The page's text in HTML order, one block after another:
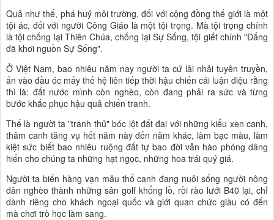
Quả như thế, phá huỷ môi trường, đối với cộng đồng thế giới là một
tội ác, đối với người Công Giáo là một tội trọng. Mà tội trọng chính
là tội chống lại Thiên Chúa, chống lại Sự Sống, tội giết chính "Đấng
đã khơi nguồn Sự Sống".
Ở Việt Nam, bao nhiêu năm nay người ta cứ lải nhải tuyên truyền,
ấn vào đầu óc mấy thế hệ liên tiếp thời hậu chiến cái luận điệu rằng
thì là: đất nước mình còn nghèo, còn đang phải ra sức và từng
bước khắc phục hậu quả chiến tranh.
Thế là người ta "tranh thủ" bóc lột đất đai với những kiểu xen canh,
thâm canh tăng vụ hết năm này đến năm khác, làm bạc màu, làm
kiệt sức biết bao nhiêu ruộng đất tự bao đời vẫn hào phóng dâng
hiến cho chúng ta những hạt ngọc, những hoa trái quý giá.
Người ta biến hàng vạn mẫu thổ canh đang nuôi sống người nông
dân nghèo thành những sân golf khổng lồ, rồi rào lưới B40 lại, chỉ
dành riêng cho khách ngoại quốc và giới quan chức giàu có đến
mà chơi trò học làm sang.